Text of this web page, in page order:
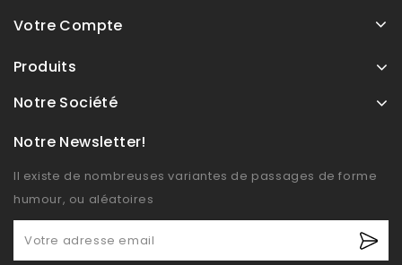
Votre Compte
Produits
Notre Société
Notre Newsletter!
Il existe de nombreuses variantes de passages de forme
humour, ou aléatoires